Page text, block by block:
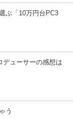
ぶ「10万円台PC3
デューサーの感想は
う